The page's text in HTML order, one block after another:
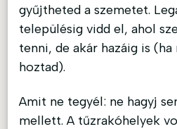
gyűjtheted a szemetet.
településig vidd el, ahol
tenni, de akár hazáig is
hoztad).
Amit ne tegyél: ne hagyj
mellett. A tűzrakóhelyek